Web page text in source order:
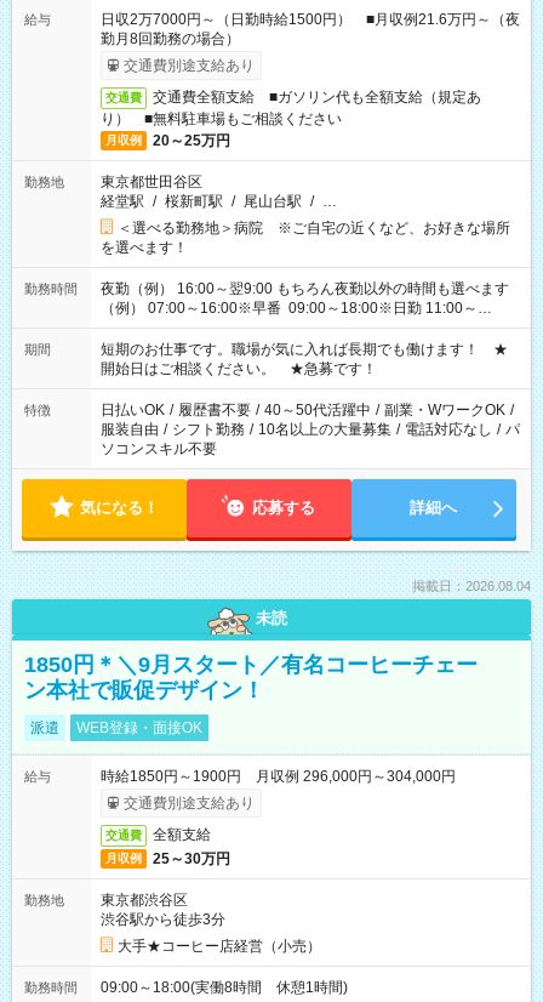
給与
日収2万7000円～（日勤時給1500円） ■月収例21.6万円～（夜
勤月8回勤務の場合）
交通費別途支給あり
交通費
交通費全額支給 ■ガソリン代も全額支給（規定あ
り） ■無料駐車場もご相談ください
月収例 20～25万円
勤務地
東京都世田谷区
経堂駅 / 桜新町駅 / 尾山台駅 / …
＜選べる勤務地＞病院 ※ご自宅の近くなど、お好きな場所
を選べます！
勤務時間
夜勤（例） 16:00～翌9:00 もちろん夜勤以外の時間も選べます
（例） 07:00～16:00※早番 09:00～18:00※日勤 11:00～
20:00※遅番 ※時間は、固定・選べる施設もあるので、ご希望が
あれば調整できます！ ※シフト制。勤務地により実働時間が異
なります。★家庭の都合でお休みが必要な場合も遠慮なくご相
談ください。
期間
短期のお仕事です。職場が気に入れば長期でも働けます！ ★
開始日はご相談ください。 ★急募です！
特徴 日払いOK / 履歴書不要 / 40～50代活躍中 / 副業・WワークOK /
服装自由 / シフト勤務 / 10名以上の大量募集 / 電話対応なし / パ
ソコンスキル不要
気になる！ 応募する 詳細へ
掲載日：2026.08.04
未読
1850円＊＼9月スタート／有名コーヒーチェー
ン本社で販促デザイン！
派遣 WEB登録・面接OK
給与
時給1850円～1900円 月収例 296,000円～304,000円
交通費別途支給あり
交通費 全額支給
月収例 25～30万円
勤務地
東京都渋谷区
渋谷駅から徒歩3分
大手★コーヒー店経営（小売）
勤務時間 09:00～18:00(実働8時間 休憩1時間)